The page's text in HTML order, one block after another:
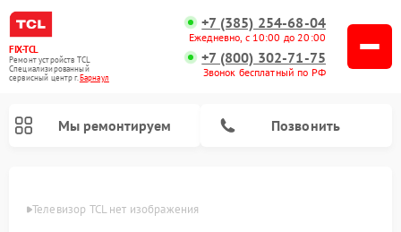
FIX-TCL
Ремонт устройств TCL
Специализированный
cервисный центр г.Барнаул
+7 (385) 254-68-04
Ежедневно, с 10:00 до 20:00
+7 (800) 302-71-75
Звонок бесплатный по РФ
Мы ремонтируем Позвонить
Телевизор TCL нет изображения